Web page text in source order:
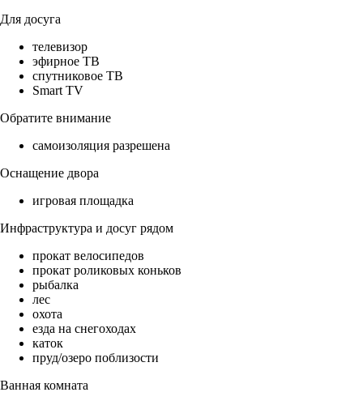
Для досуга
телевизор
эфирное ТВ
спутниковое ТВ
Smart TV
Обратите внимание
самоизоляция разрешена
Оснащение двора
игровая площадка
Инфраструктура и досуг рядом
прокат велосипедов
прокат роликовых коньков
рыбалка
лес
охота
езда на снегоходах
каток
пруд/озеро поблизости
Ванная комната